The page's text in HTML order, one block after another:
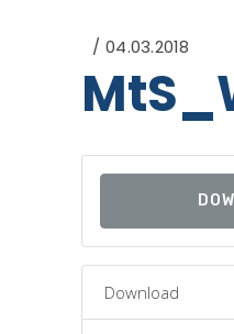
04.03.2018
Download